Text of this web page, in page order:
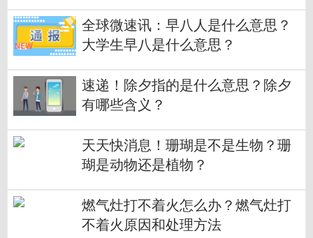
全球微速讯：早八人是什么意思？
大学生早八是什么意思？
速递！除夕指的是什么意思？除夕
有哪些含义？
天天快消息！珊瑚是不是生物？珊
瑚是动物还是植物？
燃气灶打不着火怎么办？燃气灶打
不着火原因和处理方法